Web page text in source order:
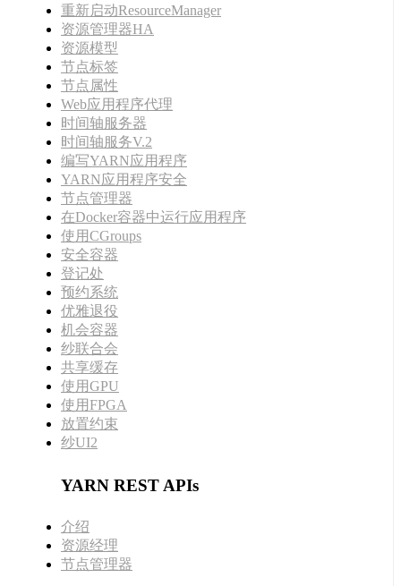
重新启动ResourceManager
资源管理器HA
资源模型
节点标签
节点属性
Web应用程序代理
时间轴服务器
时间轴服务V.2
编写YARN应用程序
YARN应用程序安全
节点管理器
在Docker容器中运行应用程序
使用CGroups
安全容器
登记处
预约系统
优雅退役
机会容器
纱联合会
共享缓存
使用GPU
使用FPGA
放置约束
纱UI2
YARN REST APIs
介绍
资源经理
节点管理器